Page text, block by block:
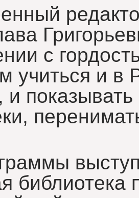
с
и в
библиотека